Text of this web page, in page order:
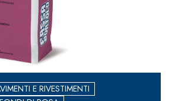
E RIVESTIMENTI
naturale
inerti